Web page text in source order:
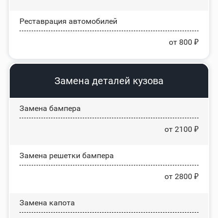
Реставрация автомобилей
от 800 ₽
Замена деталей кузова
Замена бампера
от 2100 ₽
Замена решетки бампера
от 2800 ₽
Замена капота